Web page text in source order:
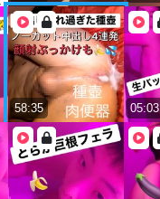
58:35 05:03